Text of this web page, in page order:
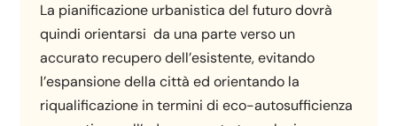
La pianificazione urbanistica del futuro dovrà
quindi orientarsi da una parte verso un
accurato recupero dell’esistente, evitando
l’espansione della città ed orientando la
riqualificazione in termini di eco-autosufficienza